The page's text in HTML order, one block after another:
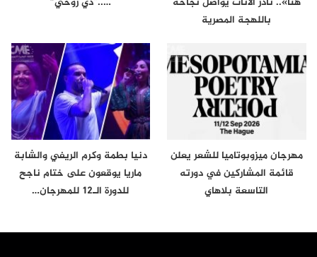
باللهجة المصرية
مهرجان ميزوبوتاميا للشعر يعلن
قائمة المشاركين في دورته
التاسعة بلاهاي
دنيا بطمة وكرم الريفي والشابة
ماريا يوقعون على ختام ناجح
للدورة الـ12 للمهرجان…